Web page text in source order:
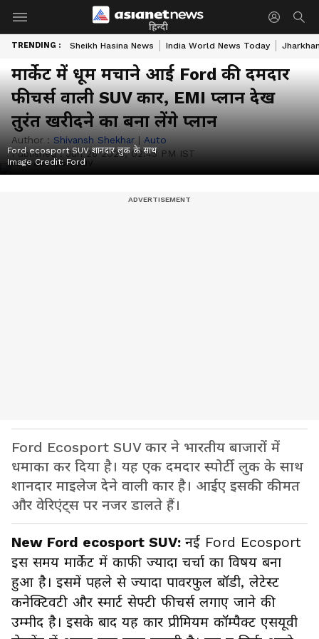
हिन्दी
TRENDING : Sheikh Hasina News India World News Today
मार्केट में धूम मचाने आई Ford की दमदार
फीचर्स वाली SUV कार, EMI प्लान देख
तुरंत खरीदने का बना लेंगे प्लान
Author : Shivansh Shekhar | Auto
Published :Jun 28 2025, 02:43 PM IST
Ford ecosport SUV शानदार लुक के साथ
Image Credit:Ford
Ford Ecosport SUV कार ने भारतीय बाजारों में
धमाका कर दिया है। यह एक दमदार स्पोर्टी लुक के साथ
शानदार माइलेज देने वाली कार है। आईए इसकी कीमत
और वेरिएंट्स पर नजर डालते हैं।
New Ford ecosport SUV: नई Ford Ecosport
इस समय मार्केट में काफी ज्यादा चर्चा का विषय बना
हुआ है। इसमें पहले से ज्यादा पावरफुल बॉडी, लेटेस्ट
कनेक्टिवटी और स्मार्ट सेफ्टी फीचर्स लगाए जाने की
उम्मीद है। इसके बाद यह कार प्रीमियम कॉम्पैक्ट एसयूवी